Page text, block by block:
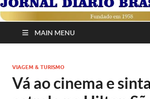
MAIN MENU
VIAGEM & TURISMO
Vá ao cinema e